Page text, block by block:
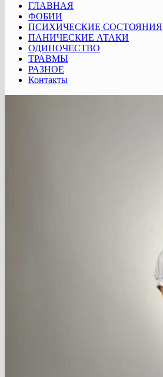
ГЛАВНАЯ
ФОБИИ
ПСИХИЧЕСКИЕ СОСТОЯНИЯ
ПАНИЧЕСКИЕ АТАКИ
ОДИНОЧЕСТВО
ТРАВМЫ
РАЗНОЕ
Контакты